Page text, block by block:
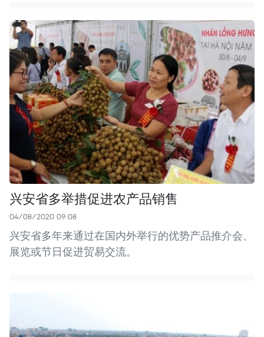
兴安省多举措促进农产品销售
04/08/2020 09:08
兴安省多年来通过在国内外举行的优势产品推介会、
展览或节日促进贸易交流。